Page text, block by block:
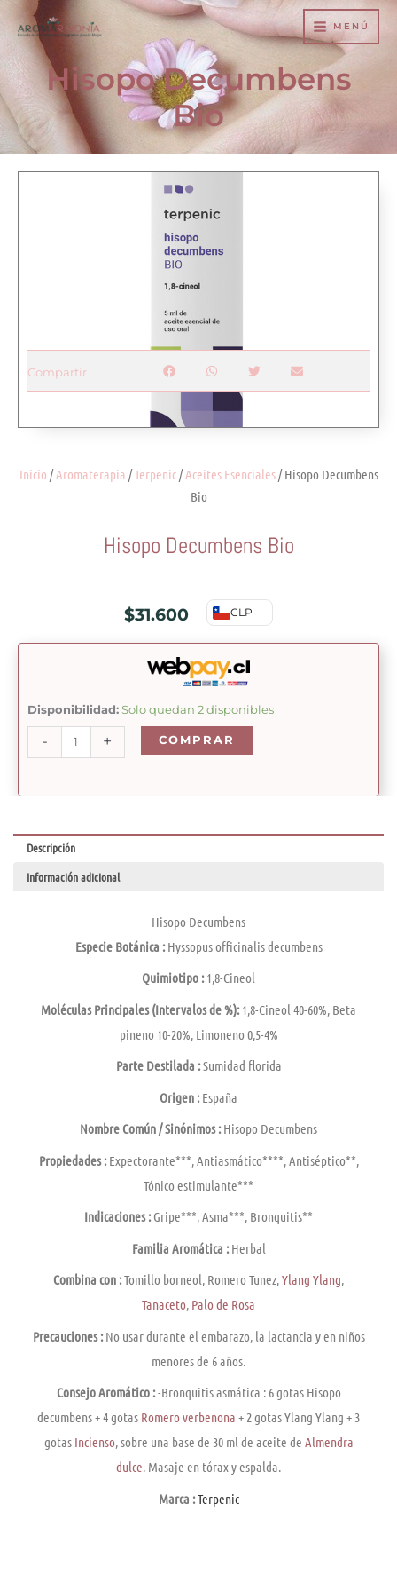
contenido
MENÚ
Hisopo Decumbens
Bio
Inicio /Aromaterapia /Terpenic/Aceites Esenciales/ Hisopo Decumbens
Bio
Hisopo Decumbens Bio
$31.600 CLP
Disponibilidad: Solo quedan 2 disponibles
-
Hisopo
Decumbens
+ COMPRAR
Compartir
Descripción
Información adicional
Hisopo Decumbens
Especie Botánica :Hyssopus officinalis decumbens
Quimiotipo :1,8-Cineol
Moléculas Principales (Intervalos de %):1,8-Cineol 40-60%, Beta
pineno 10-20%, Limoneno 0,5-4%
Parte Destilada :Sumidad florida
Origen :España
Nombre Común / Sinónimos :Hisopo Decumbens
Propiedades :Expectorante***, Antiasmático****, Antiséptico**,
Tónico estimulante***
Indicaciones :Gripe***, Asma***, Bronquitis**
Familia Aromática :Herbal
Combina con :Tomillo borneol, Romero Tunez,Ylang Ylang,
Tanaceto, Palo de Rosa
Precauciones :No usar durante el embarazo, la lactancia y en niños
menores de 6 años.
Consejo Aromático :-Bronquitis asmática : 6 gotas Hisopo
decumbens + 4 gotas Romero verbenona + 2 gotas Ylang Ylang + 3
gotas Incienso, sobre una base de 30 ml de aceite de Almendra
dulce. Masaje en tórax y espalda.
Marca :Terpenic